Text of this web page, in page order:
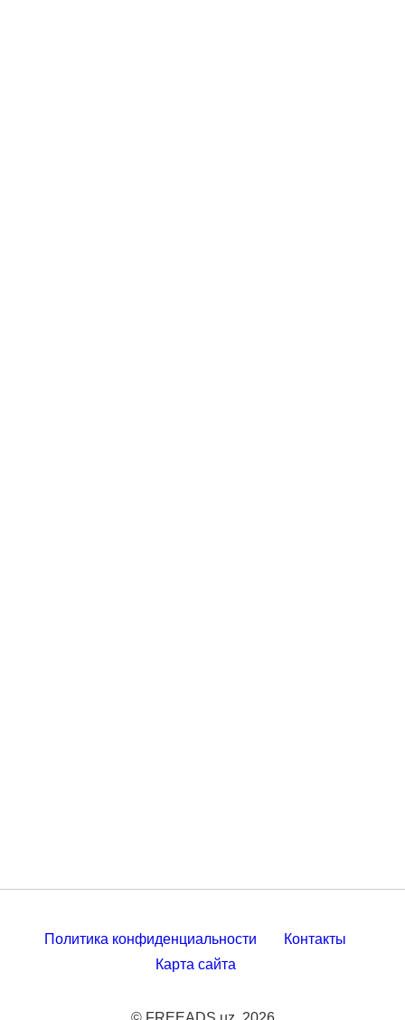
Политика конфиденциальности
Контакты
Карта сайта